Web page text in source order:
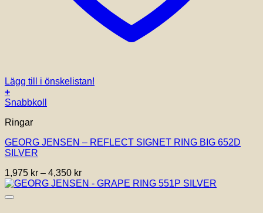
Lägg till i önskelistan!
+
Den
produkten
flera
varianter.
olika
alternativen
kan
Snabbkoll
Ringar
GEORG JENSEN – REFLECT SIGNET RING BIG 652D
SILVER
1,975 kr – 4,350 krPrisintervall:
1,975 kr